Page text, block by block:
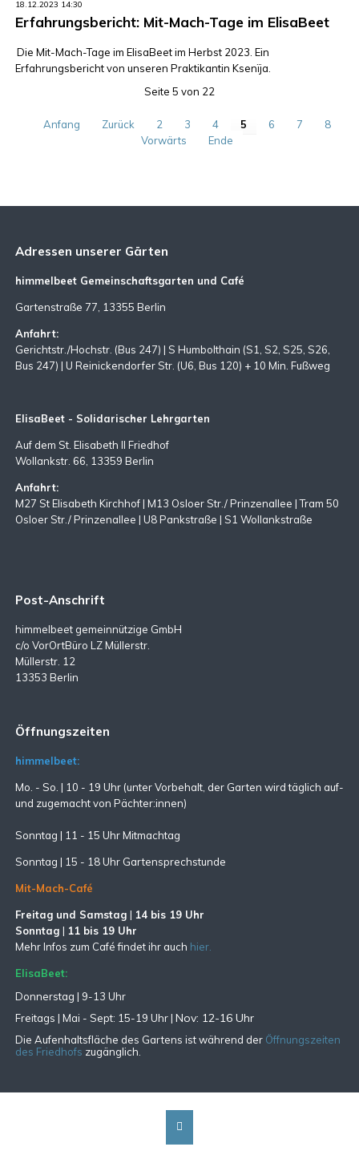
18.12.2023 14:30
Erfahrungsbericht: Mit-Mach-Tage im ElisaBeet
Die Mit-Mach-Tage im ElisaBeet im Herbst 2023. Ein
Erfahrungsbericht von unseren Praktikantin Ksenïja.
Seite 5 von 22
Anfang Zurück 2 3 4 5 6 7
8
Vorwärts
Ende
Adressen unserer Gärten
himmelbeet Gemeinschaftsgarten und Café
Gartenstraße 77, 13355 Berlin
Anfahrt:
Gerichtstr./Hochstr. (Bus 247) | S Humbolthain (S1, S2, S25, S26,
Bus 247) | U Reinickendorfer Str. (U6, Bus 120) + 10 Min. Fußweg
ElisaBeet - Solidarischer Lehrgarten
Auf dem St. Elisabeth II Friedhof
Wollankstr. 66, 13359 Berlin
Anfahrt:
M27 St Elisabeth Kirchhof | M13 Osloer Str./ Prinzenallee | Tram 50
Osloer Str./ Prinzenallee | U8 Pankstraße | S1 Wollankstraße
Post-Anschrift
himmelbeet gemeinnützige GmbH
c/o VorOrtBüro LZ Müllerstr.
Müllerstr. 12
13353 Berlin
Öffnungszeiten
himmelbeet:
Mo. - So. | 10 - 19 Uhr (unter Vorbehalt, der Garten wird täglich auf-
und zugemachtvon Pächter:innen)
Sonntag | 11 - 15 Uhr Mitmachtag
Sonntag | 15 - 18 Uhr Gartensprechstunde
Mit-Mach-Café
Freitag und Samstag | 14 bis 19 Uhr
Sonntag | 11 bis 19 Uhr
Mehr Infos zum Café findet ihr auch hier.
ElisaBeet:
Donnerstag | 9-13 Uhr
Freitags | Mai - Sept: 15-19 Uhr | Nov: 12-16 Uhr
Die Aufenhaltsfläche des Gartens ist während derÖffnungszeiten
des Friedhofs zugänglich.